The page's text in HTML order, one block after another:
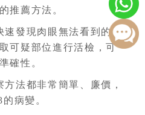
推薦方法。
速發現肉眼無法看到的異
可疑部位進行活檢，可
確性。
法都非常簡單、廉價，
病變。